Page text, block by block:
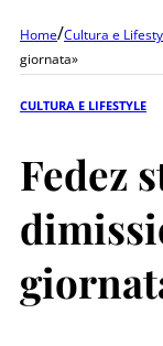
Home/Cultura e
giornata»
CULTURA E LIFESTYLE
Fedez